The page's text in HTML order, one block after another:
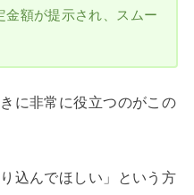
金額が提示され、スムー
に非常に役立つのがこの
込んでほしい」という方